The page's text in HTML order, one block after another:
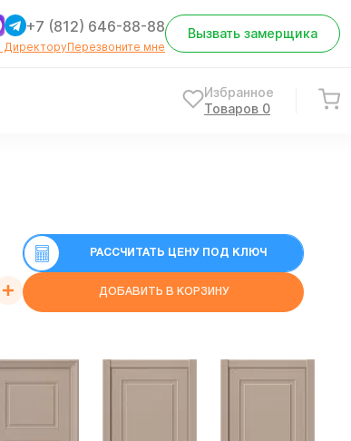
+7 (812) 646-88-88
ДиректоруПерезвоните мне
Вызвать замерщика
Избранное
Товаров 0
РАССЧИТАТЬ ЦЕНУ ПОД КЛЮЧ
ДОБАВИТЬ В КОРЗИНУ